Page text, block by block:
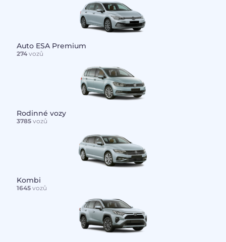
Auto ESA Premium
274vozů
Rodinné vozy
3785vozů
Kombi
1645vozů